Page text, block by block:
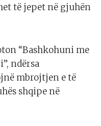
të jepet në gjuhën
“Bashkohuni me
ndërsa
mbrojtjen e të
shqipe në